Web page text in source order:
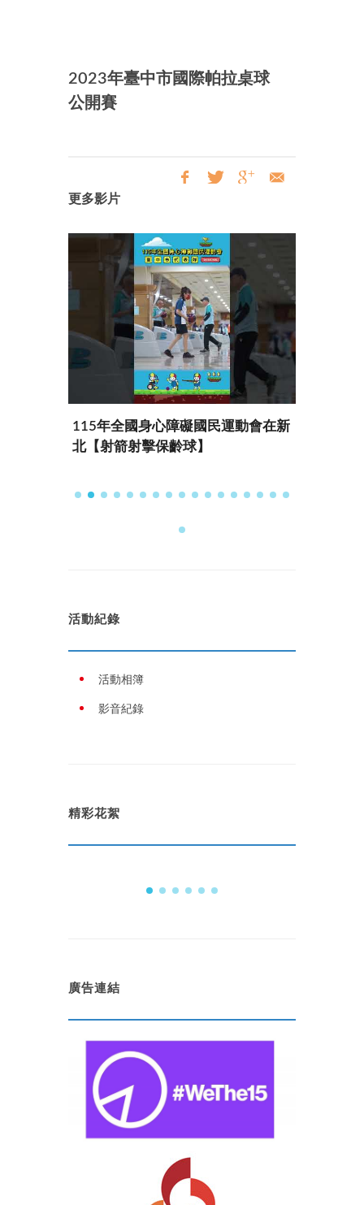
2023年臺中市國際帕拉桌球
公開賽
更多影片
115年全國身心障礙國民運動會在新
北【射箭射擊保齡球】
活動紀錄
活動相簿
影音紀錄
精彩花絮
廣告連結